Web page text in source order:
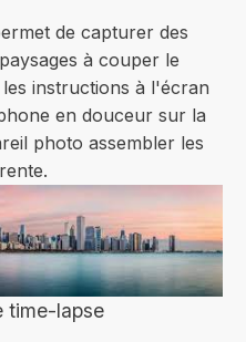
de capturer des
à couper le
instructions à l'écran
en douceur sur la
photo assembler les
time-lapse